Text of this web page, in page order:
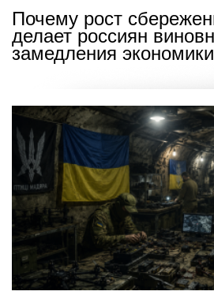
Почему рост
делает россиян
замедления экономики